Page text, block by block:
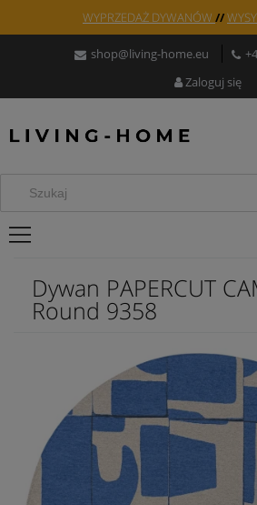
WYPRZEDAŻ DYWANÓW //
shop@living-home.eu
Zaloguj się
Dywan PAPERCUT
Round 9358